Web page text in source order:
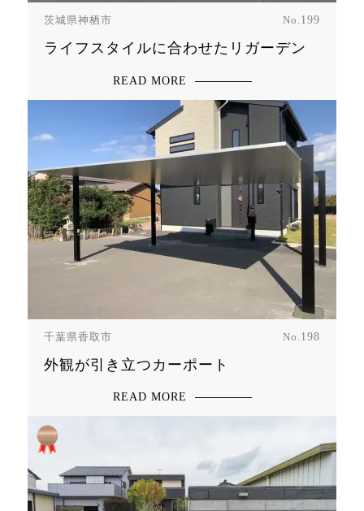
茨城県神栖市 No.199
ライフスタイルに合わせたリガーデン
READ MORE
千葉県香取市 No. 198
外観が引き立つカーポート
READ MORE